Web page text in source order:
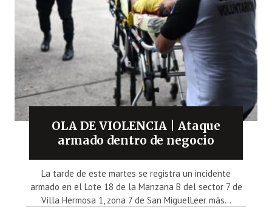
OLA DE VIOLENCIA | Ataque
armado dentro de negocio
La tarde de este martes se registra un incidente
armado en el Lote 18 de la Manzana B del sector 7 de
Villa Hermosa 1, zona 7 de San MiguelLeer más...